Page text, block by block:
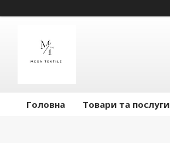
Головна Товари та послуги